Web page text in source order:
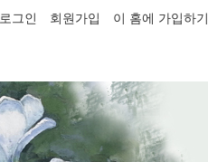
로그인 회원가입 이 홈에 가입하기